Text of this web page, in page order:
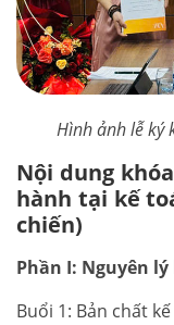
Hình ảnh lễ ký
Nội dung
hành tại kế
chiến)
Phần I: Nguyên
Buổi 1: Bản chất